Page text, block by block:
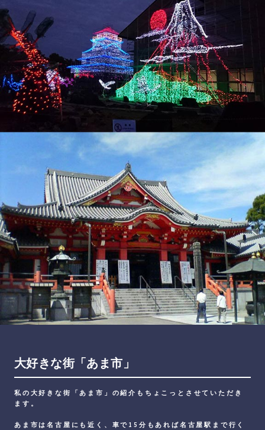
大好きな街「あま市」
私の大好きな街「あま市」の紹介もちょこっとさせていただき
ます。
あま市は名古屋にも近く、車で15分もあれば名古屋駅まで行く